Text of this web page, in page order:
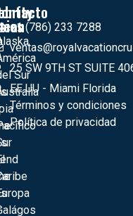
Sur
+1 (786) 233 7288
25 SW 9TH ST SUITE
EE UU - Miami Florida
Términos y condiciones
Política de privacidad